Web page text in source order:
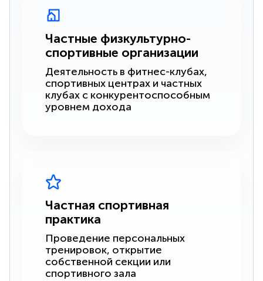
Частные физкультурно-
спортивные организации
Деятельность в фитнес-клубах,
спортивных центрах и частных
клубах с конкурентоспособным
уровнем дохода
Частная спортивная
практика
Проведение персональных
тренировок, открытие
собственной секции или
спортивного зала